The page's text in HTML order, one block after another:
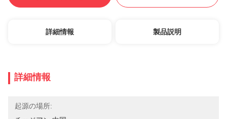
詳細情報 製品説明
詳細情報
起源の場所: